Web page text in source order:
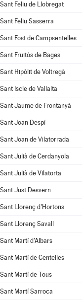
Sant Feliu de Llobregat
Sant Feliu Sasserra
Sant Fost de Campsentelles
Sant Fruitós de Bages
Sant Hipòlit de Voltregà
Sant Iscle de Vallalta
Sant Jaume de Frontanyà
Sant Joan Despí
Sant Joan de Vilatorrada
Sant Julià de Cerdanyola
Sant Julià de Vilatorta
Sant Just Desvern
Sant Llorenç d'Hortons
Sant Llorenç Savall
Sant Martí d'Albars
Sant Martí de Centelles
Sant Martí de Tous
Sant Martí Sarroca